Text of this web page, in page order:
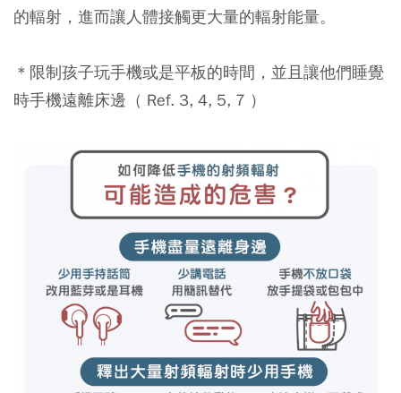
的輻射，進而讓人體接觸更大量的輻射能量。
＊限制孩子玩手機或是平板的時間，並且讓他們睡覺
時手機遠離床邊（ Ref. 3, 4, 5, 7 ）